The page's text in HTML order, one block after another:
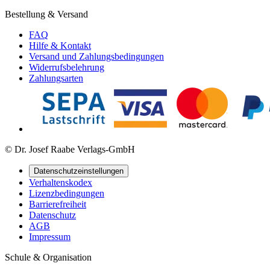
Bestellung & Versand
FAQ
Hilfe & Kontakt
Versand und Zahlungsbedingungen
Widerrufsbelehrung
Zahlungsarten
© Dr. Josef Raabe Verlags-GmbH
Datenschutzeinstellungen
Verhaltenskodex
Lizenzbedingungen
Barrierefreiheit
Datenschutz
AGB
Impressum
Schule & Organisation